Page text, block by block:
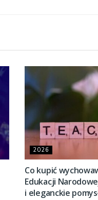
2026
Co kupić
Edukacji
i eleganckie